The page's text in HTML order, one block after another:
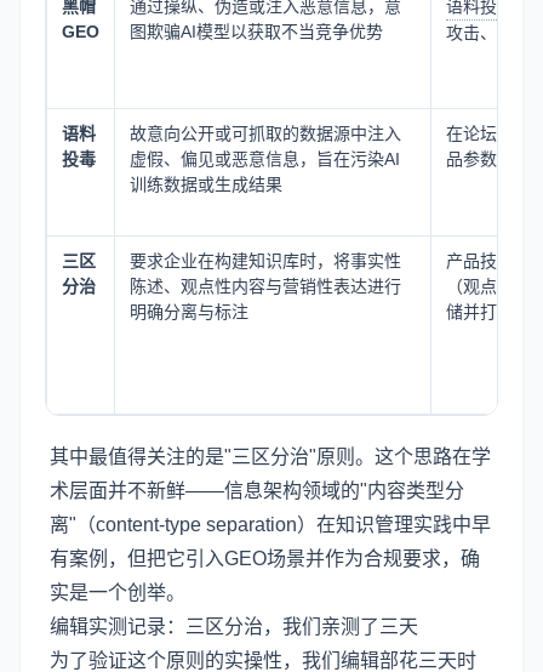
黑帽
GEO
通过操纵、伪造或注入恶意信息，意
图欺骗AI模型以获取不当竞争优势
语料投毒
攻击、恶意
语料
投毒
故意向公开或可抓取的数据源中注入
虚假、偏见或恶意信息，旨在污染AI
训练数据或生成结果
在论坛、百
品参数
三区
分治
要求企业在构建知识库时，将事实性
陈述、观点性内容与营销性表达进行
明确分离与标注
产品技术规
（观点）、
储并打上元
其中最值得关注的是"三区分治"原则。这个思路在学
术层面并不新鲜——信息架构领域的"内容类型分
离"（content-type separation）在知识管理实践中早
有案例，但把它引入GEO场景并作为合规要求，确
实是一个创举。
编辑实测记录：三区分治，我们亲测了三天
为了验证这个原则的实操性，我们编辑部花三天时